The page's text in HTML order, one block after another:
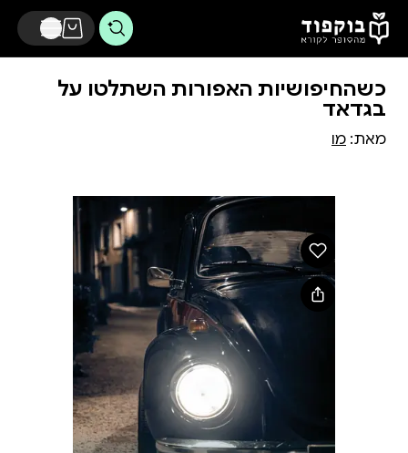
דלג לתוכן הראשי
כשהחיפושיות האפורות השתלטו על
בגדאד
מאת: מו